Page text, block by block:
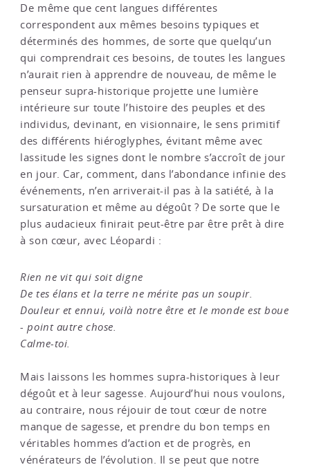
De même que cent langues différentes
correspondent aux mêmes besoins typiques et
déterminés des hommes, de sorte que quelqu’un
qui comprendrait ces besoins, de toutes les langues
n’aurait rien à apprendre de nouveau, de même le
penseur supra-historique projette une lumière
intérieure sur toute l’histoire des peuples et des
individus, devinant, en visionnaire, le sens primitif
des différents hiéroglyphes, évitant même avec
lassitude les signes dont le nombre s’accroît de jour
en jour. Car, comment, dans l’abondance infinie des
événements, n’en arriverait-il pas à la satiété, à la
sursaturation et même au dégoût ? De sorte que le
plus audacieux finirait peut-être par être prêt à dire
à son cœur, avec Léopardi :
Rien ne vit qui soit digne
De tes élans et la terre ne mérite pas un soupir.
Douleur et ennui, voilà notre être et le monde est boue
- point autre chose.
Calme-toi.
Mais laissons les hommes supra-historiques à leur
dégoût et à leur sagesse. Aujourd’hui nous voulons,
au contraire, nous réjouir de tout cœur de notre
manque de sagesse, et prendre du bon temps en
véritables hommes d’action et de progrès, en
vénérateurs de l’évolution. Il se peut que notre